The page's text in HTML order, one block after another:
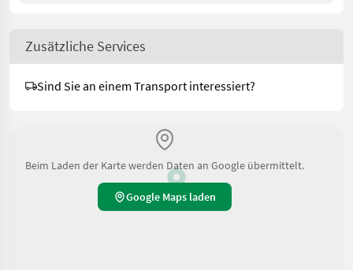
Zusätzliche Services
Sind Sie an einem Transport interessiert?
Beim Laden der Karte werden Daten an Google übermittelt.
Google Maps laden